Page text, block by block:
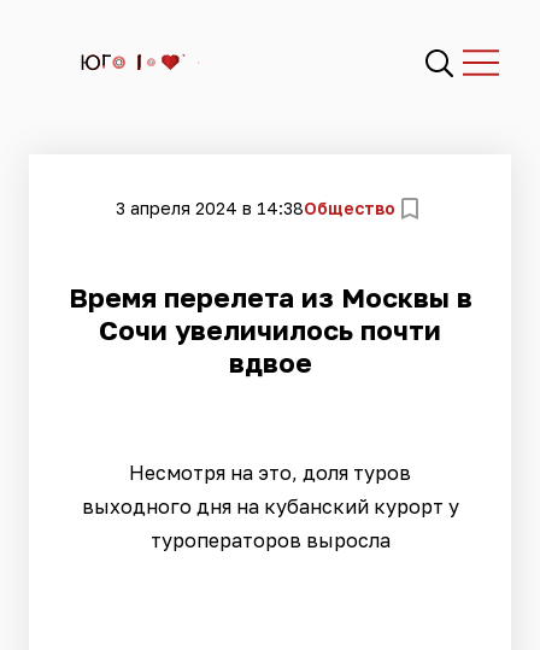
3 апреля 2024 в 14:38Общество
Время перелета из Москвы в
Сочи увеличилось почти
вдвое
Несмотря на это, доля туров
выходного дня на кубанский курорт у
туроператоров выросла